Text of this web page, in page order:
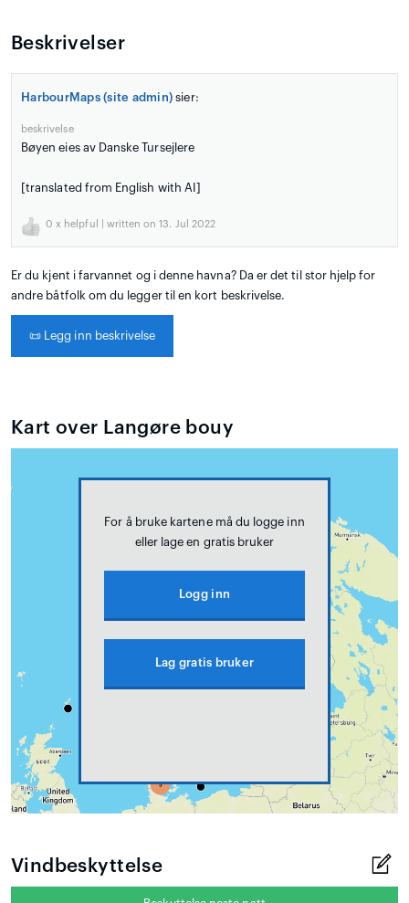
Beskrivelser
HarbourMaps (site admin) sier:
beskrivelse
Bøyen eies av Danske Tursejlere
[translated from English with AI]
0 x helpful | written on 13. Jul 2022
Er du kjent i farvannet og i denne havna? Da er det til stor hjelp for
andre båtfolk om du legger til en kort beskrivelse.
📜 Legg inn beskrivelse
Kart over Langøre bouy
For å bruke kartene må du logge inn
eller lage en gratis bruker
Logg inn
Lag gratis bruker
Vindbeskyttelse